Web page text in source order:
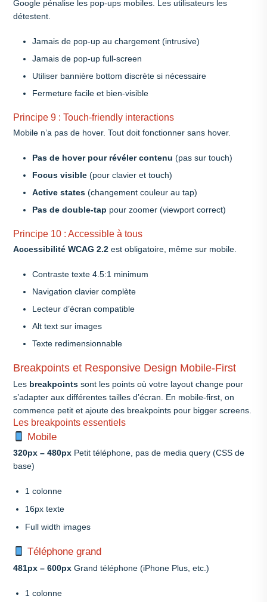
Google pénalise les pop-ups mobiles. Les utilisateurs les
détestent.
Jamais de pop-up au chargement (intrusive)
Jamais de pop-up full-screen
Utiliser bannière bottom discrète si nécessaire
Fermeture facile et bien-visible
Principe 9 : Touch-friendly interactions
Mobile n’a pas de hover. Tout doit fonctionner sans hover.
Pas de hover pour révéler contenu (pas sur touch)
Focus visible (pour clavier et touch)
Active states (changement couleur au tap)
Pas de double-tap pour zoomer (viewport correct)
Principe 10 : Accessible à tous
Accessibilité WCAG 2.2 est obligatoire, même sur mobile.
Contraste texte 4.5:1 minimum
Navigation clavier complète
Lecteur d’écran compatible
Alt text sur images
Texte redimensionnable
Breakpoints et Responsive Design Mobile-First
Les breakpoints sont les points où votre layout change pour
s’adapter aux différentes tailles d’écran. En mobile-first, on
commence petit et ajoute des breakpoints pour bigger screens.
Les breakpoints essentiels
Mobile
320px – 480px Petit téléphone, pas de media query (CSS de
base)
1 colonne
16px texte
Full width images
Téléphone grand
481px – 600px Grand téléphone (iPhone Plus, etc.)
1 colonne